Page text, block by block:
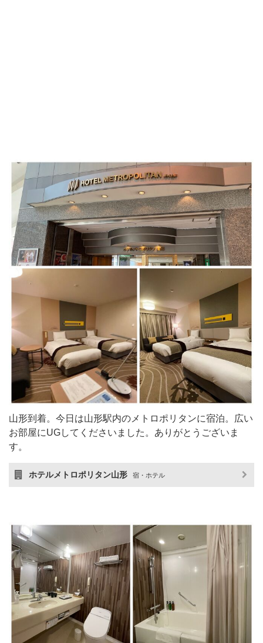
山形到着。今日は山形駅内のメトロポリタンに宿泊。広い
お部屋にUGしてくださいました。ありがとうございま
す。
ホテルメトロポリタン山形 宿・ホテル